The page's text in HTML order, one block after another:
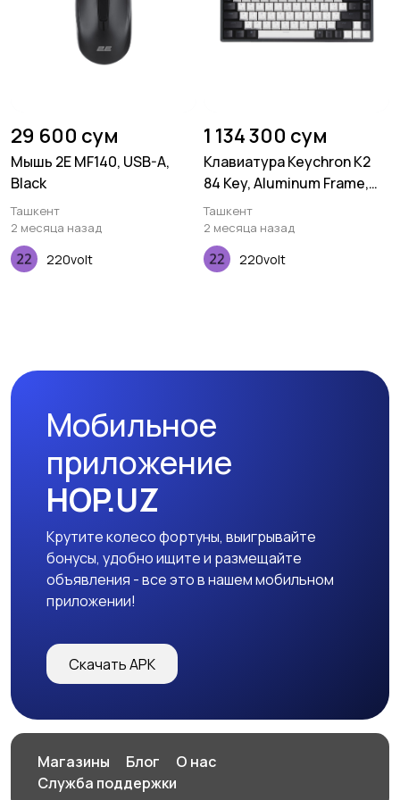
29 600 сум
Мышь 2E MF140, USB-A,
Black
Ташкент
2 месяца назад
220volt
1 134 300 сум
Клавиатура Keychron K2
84 Key, Aluminum Frame,
Hot-Swap, Gateron, RGB,
Red
Ташкент
2 месяца назад
220volt
Мобильное
приложение
HOP.UZ
Крутите колесо фортуны, выигрывайте
бонусы, удобно ищите и размещайте
объявления - все это в нашем мобильном
приложении!
Скачать APK
Магазины Блог
О нас
Служба поддержки